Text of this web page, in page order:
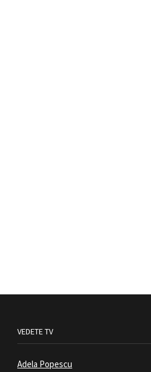
VEDETE TV
Adela Popescu